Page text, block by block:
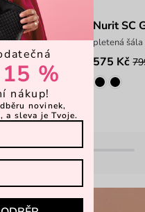
Nurit SC
pletená
575 Kč
%
nákup!
novinek,
a sleva je Tvoje.